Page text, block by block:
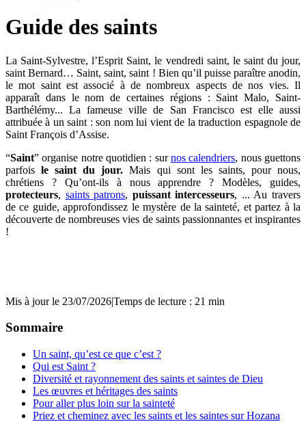
Guide des saints
La Saint-Sylvestre, l’Esprit Saint, le vendredi saint, le saint du jour,
saint Bernard… Saint, saint, saint ! Bien qu’il puisse paraître anodin,
le mot saint est associé à de nombreux aspects de nos vies. Il
apparaît dans le nom de certaines régions : Saint Malo, Saint-
Barthélémy... La fameuse ville de San Francisco est elle aussi
attribuée à un saint : son nom lui vient de la traduction espagnole de
Saint François d’Assise.
“Saint” organise notre quotidien : surnos calendriers, nous guettons
parfois le saint du jour. Mais qui sont les saints, pour nous,
chrétiens ? Qu’ont-ils à nous apprendre ? Modèles, guides,
protecteurs, saints patrons, puissant intercesseurs, ... Au travers
de ce guide, approfondissez le mystère de la sainteté, et partez à la
découverte de nombreuses vies de saints passionnantes et inspirantes
!
Mis à jour le 23/07/2026|Temps de lecture : 21 min
Sommaire
Un saint, qu’est ce que c’est ?
Qui est Saint ?
Diversité et rayonnement des saints et saintes de Dieu
Les œuvres et héritages des saints
Pour aller plus loin sur la sainteté
Priez et cheminez avec les saints et les saintes sur Hozana